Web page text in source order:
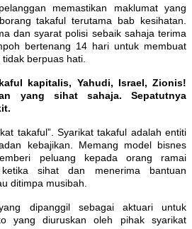
memastikan maklumat yang
takaful terutama bab kesihatan.
dan syarat polisi sebaik sahaja terima
bertenang 14 hari untuk membuat
berpuas hati.
kapitalis, Yahudi, Israel, Zionis!
yang sihat sahaja. Sepatutnya
takaful”. Syarikat takaful adalah entiti
kebajikan. Memang model bisnes
peluang kepada orang ramai
sihat dan menerima bantuan
ditimpa musibah.
dipanggil sebagai aktuari untuk
yang diuruskan oleh pihak syarikat